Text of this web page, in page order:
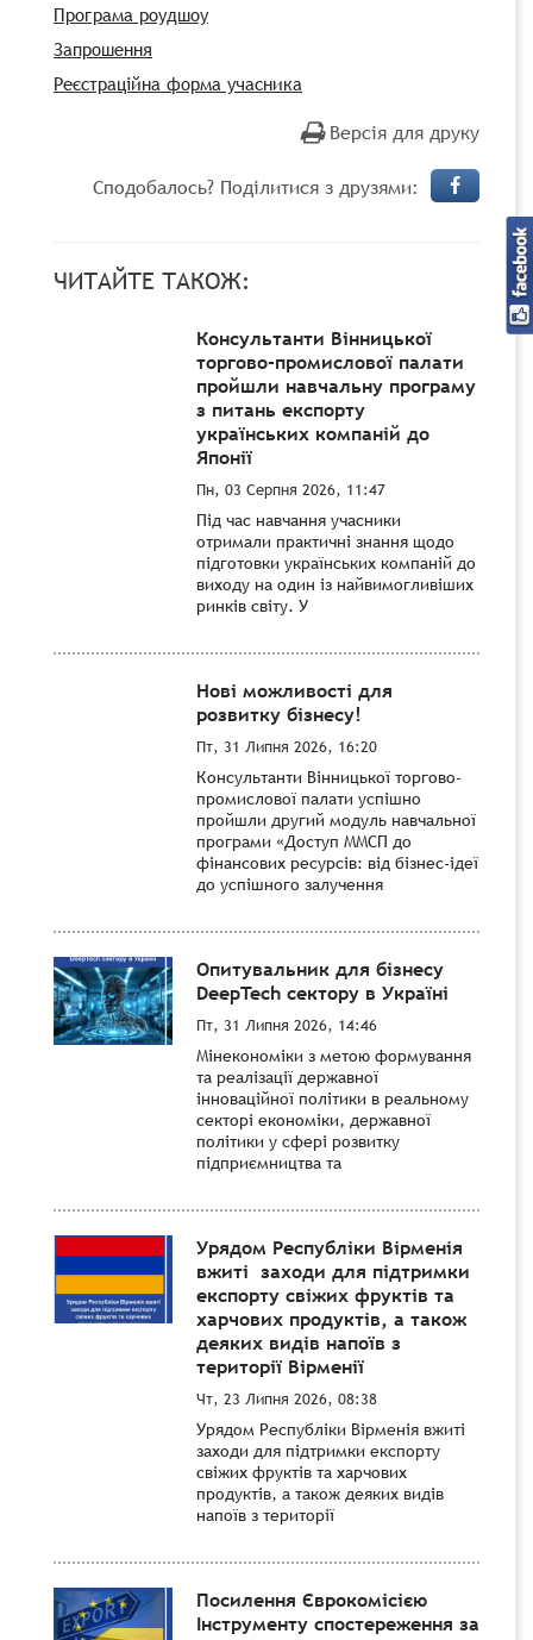
Програма роудшоу
Запрошення
Реєстраційна форма учасника
Версія для друку
Сподобалось? Поділитися з друзями:
ЧИТАЙТЕ ТАКОЖ:
Консультанти Вінницької
торгово-промислової палати
пройшли навчальну програму
з питань експорту
українських компаній до
Японії
Пн, 03 Серпня 2026, 11:47
Під час навчання учасники
отримали практичні знання щодо
підготовки українських компаній до
виходу на один із найвимогливіших
ринків світу. У
Нові можливості для
розвитку бізнесу!
Пт, 31 Липня 2026, 16:20
Консультанти Вінницької торгово-
промислової палати успішно
пройшли другий модуль навчальної
програми «Доступ ММСП до
фінансових ресурсів: від бізнес-ідеї
до успішного залучення
Опитувальник для бізнесу
DeepTech сектору в Україні
Пт, 31 Липня 2026, 14:46
Мінекономіки з метою формування
та реалізації державної
інноваційної політики в реальному
секторі економіки, державної
політики у сфері розвитку
підприємництва та
Урядом Республіки Вірменія
вжиті заходи для підтримки
експорту свіжих фруктів та
харчових продуктів, а також
деяких видів напоїв з
території Вірменії
Чт, 23 Липня 2026, 08:38
Урядом Республіки Вірменія вжиті
заходи для підтримки експорту
свіжих фруктів та харчових
продуктів, а також деяких видів
напоїв з території
Посилення Єврокомісією
Інструменту спостереження за